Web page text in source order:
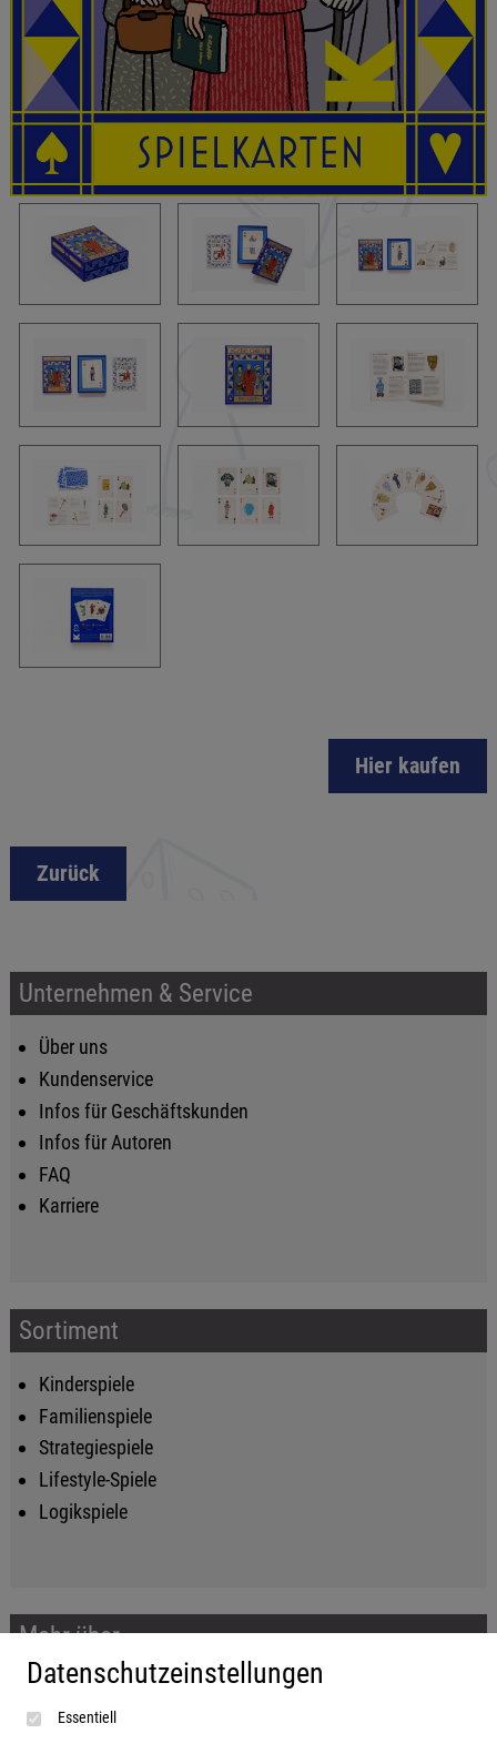
Hier kaufen
Zurück
Unternehmen & Service
Über uns
Kundenservice
Infos für Geschäftskunden
Infos für Autoren
FAQ
Karriere
Sortiment
Kinderspiele
Familienspiele
Strategiespiele
Lifestyle-Spiele
Logikspiele
Mehr über...
Impressum
AGB
Datenschutzeinstellungen
Essentiell